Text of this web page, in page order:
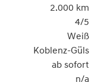
2.000 km
4/5
Weiß
Koblenz-Güls
ab sofort
n/a